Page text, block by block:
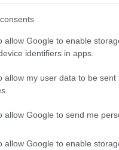
allow Google to enable
identifiers in apps.
allow my user data to be
allow Google to send me
allow Google to enable